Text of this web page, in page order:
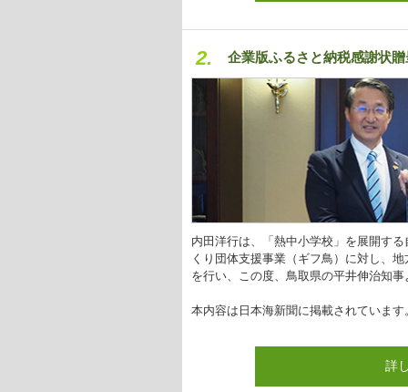
2. 企業版ふるさと納税感謝状
内田洋行は、「熱中小学校」を展開す
くり団体支援事業（ギフ鳥）に対し、
を行い、この度、鳥取県の平井伸治知
本内容は日本海新聞に掲載されています
詳